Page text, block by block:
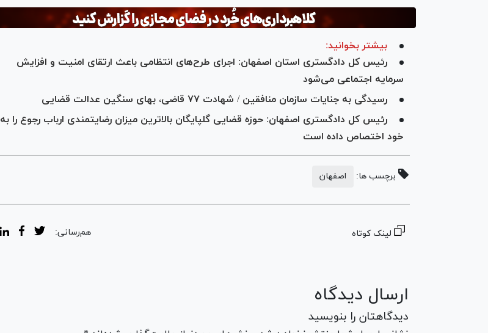
بیشتر بخوانید:
رئیس کل دادگستری استان اصفهان: اجرای طرح‌های انتظامی باعث ارتقای امنیت و افزایش
سرمایه اجتماعی می‌شود
رسیدگی به جنایات سازمان منافقین / شهادت ۷۷ قاضی، بهای سنگین عدالت قضایی
رئیس کل دادگستری اصفهان: حوزه قضایی گلپایگان بالاترین میزان رضایتمندی ارباب رجوع را به
خود اختصاص داده است
برچسب ها: اصفهان
لینک کوتاه هم‌رسانی:
ارسال دیدگاه
دیدگاهتان را بنویسید